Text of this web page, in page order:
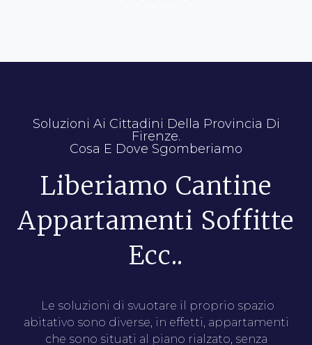
Soluzioni Ai Cittadini Della Provincia Di
Firenze.
Cosa E Dove Sgomberiamo
Liberiamo Cantine
Appartamenti Soffitte
Ecc..
Le soluzioni di svuotare il proprio spazio
abitativo sono diverse, in effetti, appartamenti
che sono situati al piano rialzato, senza